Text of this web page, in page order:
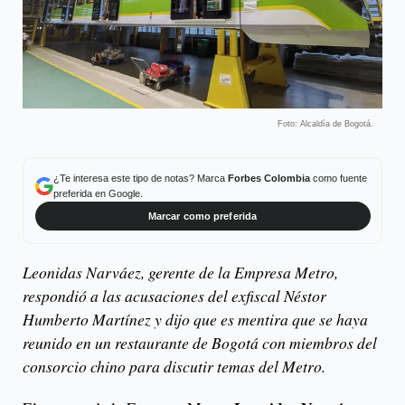
Foto: Alcaldía de Bogotá.
¿Te interesa este tipo de notas? Marca Forbes Colombiacomo fuente
preferida en Google.
Marcar como preferida
Leonidas Narváez, gerente de la Empresa Metro,
respondió a las acusaciones del exfiscal Néstor
Humberto Martínez y dijo que es mentira que se haya
reunido en un restaurante de Bogotá con miembros del
consorcio chino para discutir temas del Metro.